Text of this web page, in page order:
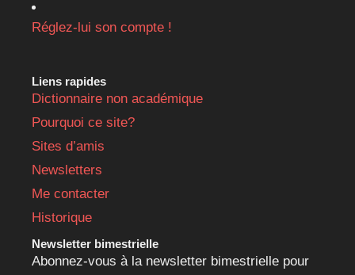
Réglez-lui son compte !
Liens rapides
Dictionnaire non académique
Pourquoi ce site?
Sites d’amis
Newsletters
Me contacter
Historique
Newsletter bimestrielle
Abonnez-vous à la newsletter bimestrielle pour